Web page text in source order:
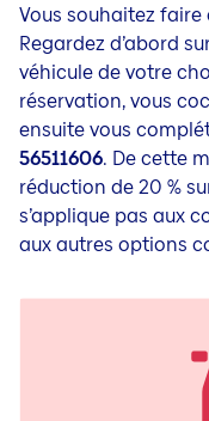
Vous souhaitez
Regardez d’abord
véhicule de votre
réservation, vous
ensuite vous
56511606. De cette
réduction de 20 %
s’applique pas aux
aux autres options